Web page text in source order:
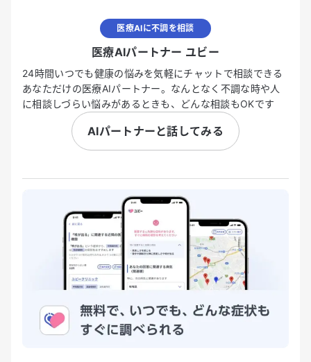
医療AIに不調を相談
医療AIパートナー ユビー
24時間いつでも健康の悩みを気軽にチャットで相談できる
あなただけの医療AIパートナー。なんとなく不調な時や人
に相談しづらい悩みがあるときも、どんな相談もOKです
AIパートナーと話してみる